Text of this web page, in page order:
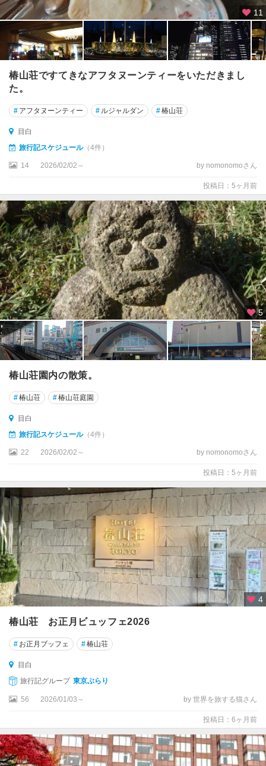
ワ
ー
・
品
川
・
目
本
木
赤
錦
糸
町
・
両
国
・
亀
戸
羽
田
・
大
・
田
・
三
鷹
・
府
中
・
多
摩
高
尾
八
・
町
立
川
11
椿山荘ですてきなアフタヌーンティーをいただきまし
た。
# アフタヌーンティー # ルジャルダン #椿山荘
目白
旅行記スケジュール（4件）
14 2026/02/02～ by nomonomoさん
投稿日：5ヶ月前
5
椿山荘園内の散策。
#椿山荘 #椿山荘庭園
目白
旅行記スケジュール（4件）
22 2026/02/02～ by nomonomoさん
投稿日：5ヶ月前
4
椿山荘 お正月ビュッフェ2026
# お正月ブッフェ #椿山荘
目白
旅行記グループ 東京ぶらり
56 2026/01/03～ by 世界を旅する猫さん
投稿日：6ヶ月前